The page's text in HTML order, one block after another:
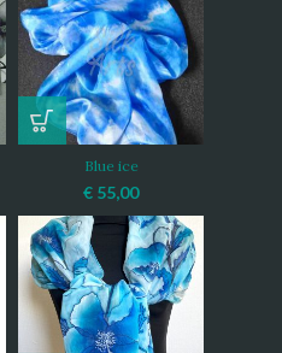
Blue ice
€ 55,00